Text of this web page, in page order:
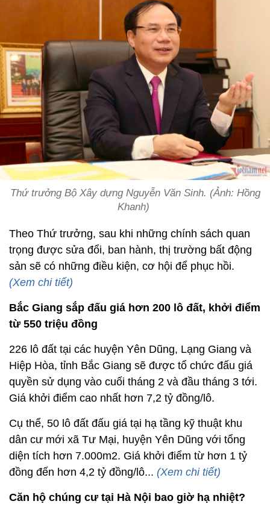
Thứ trưởng Bộ Xây dựng Nguyễn Văn Sinh. (Ảnh: Hồng
Khanh)
Theo Thứ trưởng, sau khi những chính sách quan
trọng được sửa đổi, ban hành, thị trường bất động
sản sẽ có những điều kiện, cơ hội để phục hồi.
(Xem chi tiết)
Bắc Giang sắp đấu giá hơn 200 lô đất, khởi điểm
từ 550 triệu đồng
226 lô đất tại các huyện Yên Dũng, Lạng Giang và
Hiệp Hòa, tỉnh Bắc Giang sẽ được tổ chức đấu giá
quyền sử dụng vào cuối tháng 2 và đầu tháng 3 tới.
Giá khởi điểm cao nhất hơn 7,2 tỷ đồng/lô.
Cụ thể, 50 lô đất đấu giá tại hạ tầng kỹ thuật khu
dân cư mới xã Tư Mại, huyện Yên Dũng với tổng
diện tích hơn 7.000m2. Giá khởi điểm từ hơn 1 tỷ
đồng đến hơn 4,2 tỷ đồng/lô... (Xem chi tiết)
Căn hộ chúng cư tại Hà Nội bao giờ hạ nhiệt?